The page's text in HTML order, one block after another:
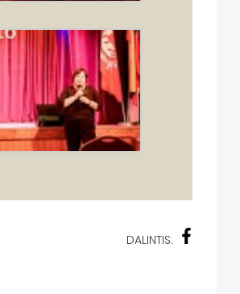
DALINTIS: